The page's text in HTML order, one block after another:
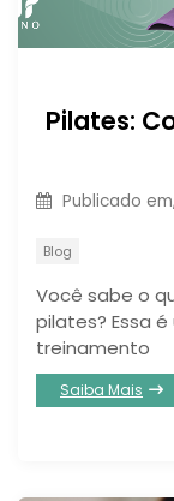
Pilates:
Publicado em,
Blog
Você sabe o
pilates? Essa
treinamento
Saiba Mais